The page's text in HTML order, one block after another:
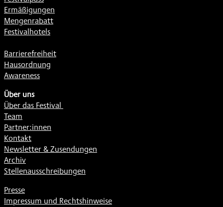
Ermäßigungen
Mengenrabatt
Festivalhotels
Barrierefreiheit
Hausordnung
Awareness
Über uns
Über das Festival
Team
Partner:innen
Kontakt
Newsletter & Zusendungen
Archiv
Stellenausschreibungen
Presse
Impressum und Rechtshinweise